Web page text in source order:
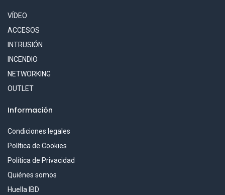
VÍDEO
ACCESOS
INTRUSIÓN
INCENDIO
NETWORKING
OUTLET
Información
Condiciones legales
Política de Cookies
Política de Privacidad
Quiénes somos
Huella IBD